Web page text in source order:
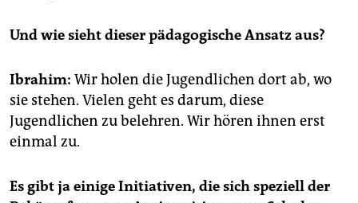
Und wie sieht dieser pädagogische Ansatz aus?
Ibrahim: Wir holen die Jugendlichen dort ab, wo
sie stehen. Vielen geht es darum, diese
Jugendlichen zu belehren. Wir hören ihnen erst
einmal zu.
Es gibt ja einige Initiativen, die sich speziell der